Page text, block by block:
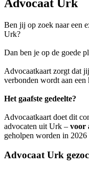
Advocaat Urk
Ben jij op zoek naar een
Urk?
Dan ben je op de goede
Advocaatkaart zorgt dat
verbonden wordt aan een
Het gaafste gedeelte?
Advocaatkaart doet dit
advocaten uit Urk – voor
geholpen worden in 2026
Advocaat Urk